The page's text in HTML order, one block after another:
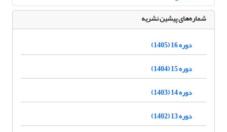
شماره‌های پیشین نشریه
دوره 16 (1405)
دوره 15 (1404)
دوره 14 (1403)
دوره 13 (1402)